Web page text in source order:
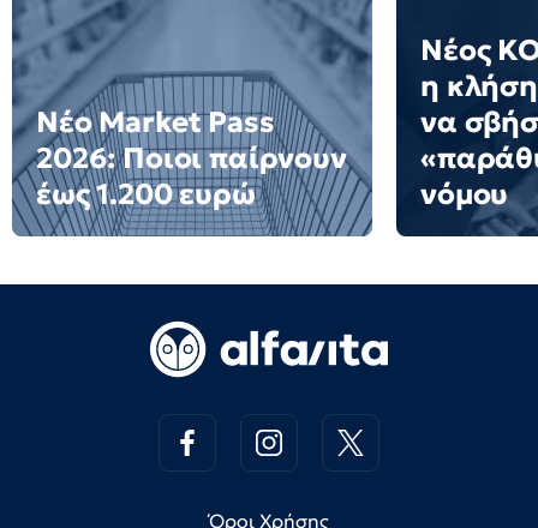
Νέο Market Pass
2026: Ποιοι παίρνουν
έως 1.200 ευρώ
Νέος
η
να
νόμου
Όροι Χρήσης